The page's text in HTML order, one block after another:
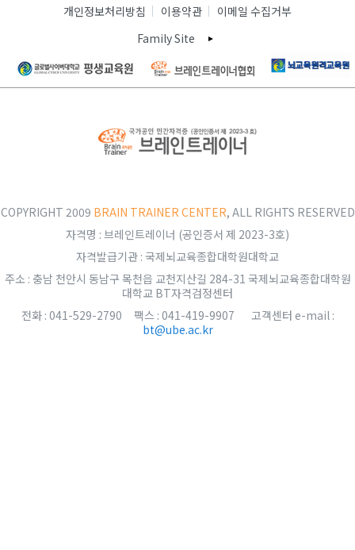
개인정보처리방침 이용약관
이메일 수집거부
Family Site
COPYRIGHT 2009 BRAIN TRAINER CENTER, ALL RIGHTS RESERVED
자격명 : 브레인트레이너 (공인증서 제 2023-3호)
자격발급기관 : 국제뇌교육종합대학원대학교
주소 : 충남 천안시 동남구 목천읍 교천지산길 284-31 국제뇌교육종합대학원
대학교 BT자격검정센터
전화 : 041-529-2790 팩스 : 041-419-9907 고객센터 e-mail :
bt@ube.ac.kr